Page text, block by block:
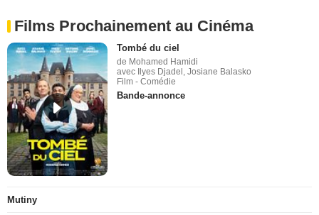
Films Prochainement au Cinéma
Tombé du ciel
de Mohamed Hamidi
avec Ilyes Djadel, Josiane Balasko
Film - Comédie
Bande-annonce
Mutiny